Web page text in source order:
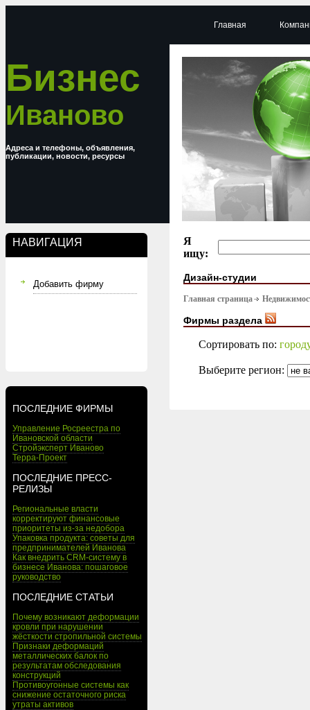
Бизнес
Иваново
Адреса и телефоны, объявления,
публикации, новости, ресурсы
НАВИГАЦИЯ
Добавить фирму
ПОСЛЕДНИЕ ФИРМЫ
Управление Росреестра по
Ивановской области
Стройэксперт Иваново
Терра-Проект
ПОСЛЕДНИЕ ПРЕСС-
РЕЛИЗЫ
Региональные власти
корректируют финансовые
приоритеты из-за недобора
Упаковка продукта: советы для
предпринимателей Иванова
Как внедрить CRM-систему в
бизнесе Иванова: пошаговое
руководство
ПОСЛЕДНИЕ СТАТЬИ
Почему возникают деформации
кровли при нарушении
жёсткости стропильной системы
Признаки деформаций
металлических балок по
результатам обследования
конструкций
Противоугонные системы как
снижение остаточного риска
утраты активов
Главная
Я
ищу:
Дизайн-студии
Главная страница
Фирмы раздела
Сортировать по:
Выберите регион: